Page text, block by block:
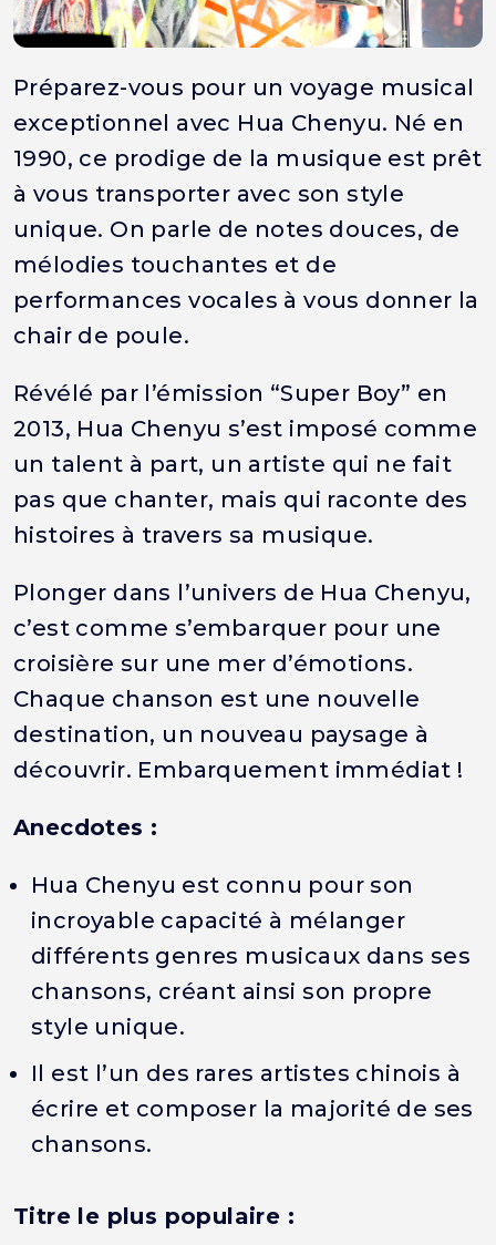
Préparez-vous pour un voyage musical
exceptionnel avec Hua Chenyu. Né en
1990, ce prodige de la musique est prêt
à vous transporter avec son style
unique. On parle de notes douces, de
mélodies touchantes et de
performances vocales à vous donner la
chair de poule.
Révélé par l’émission “Super Boy” en
2013, Hua Chenyu s’est imposé comme
un talent à part, un artiste qui ne fait
pas que chanter, mais qui raconte des
histoires à travers sa musique.
Plonger dans l’univers de Hua Chenyu,
c’est comme s’embarquer pour une
croisière sur une mer d’émotions.
Chaque chanson est une nouvelle
destination, un nouveau paysage à
découvrir. Embarquement immédiat !
Anecdotes :
Hua Chenyu est connu pour son
incroyable capacité à mélanger
différents genres musicaux dans ses
chansons, créant ainsi son propre
style unique.
Il est l’un des rares artistes chinois à
écrire et composer la majorité de ses
chansons.
Titre le plus populaire :